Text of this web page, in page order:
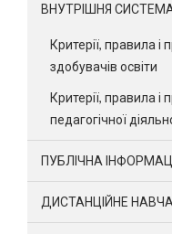
ВНУТРІШНЯ
Критерії, правила
здобувачів освіти
Критерії, правила
педагогічної
ПУБЛІЧНА
ДИСТАНЦІЙНЕ